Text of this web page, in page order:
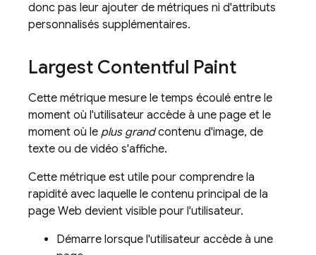
donc pas leur ajouter de métriques ni d'attributs
personnalisés supplémentaires.
Largest Contentful Paint
Cette métrique mesure le temps écoulé entre le
moment où l'utilisateur accède à une page et le
moment où le plus grandcontenu d'image, de
texte ou de vidéo s'affiche.
Cette métrique est utile pour comprendre la
rapidité avec laquelle le contenu principal de la
page Web devient visible pour l'utilisateur.
Démarre lorsque l'utilisateur accède à une